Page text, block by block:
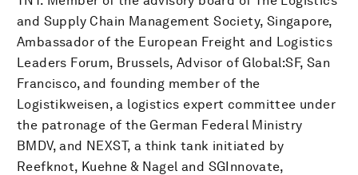
and Supply Chain Management Society, Singapore,
Ambassador of the European Freight and Logistics
Leaders Forum, Brussels, Advisor of Global:SF, San
Francisco, and founding member of the
Logistikweisen, a logistics expert committee under
the patronage of the German Federal Ministry
BMDV, and NEXST, a think tank initiated by
Reefknot, Kuehne & Nagel and SGInnovate,